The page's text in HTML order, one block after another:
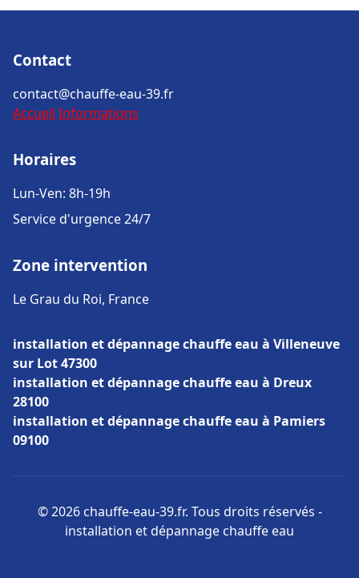
Contact
contact@chauffe-eau-39.fr
Accueil Informations
Horaires
Lun-Ven: 8h-19h
Service d'urgence 24/7
Zone intervention
Le Grau du Roi, France
installation et dépannage chauffe eau à Villeneuve
sur Lot 47300
installation et dépannage chauffe eau à Dreux
28100
installation et dépannage chauffe eau à Pamiers
09100
© 2026 chauffe-eau-39.fr. Tous droits réservés -
installation et dépannage chauffe eau